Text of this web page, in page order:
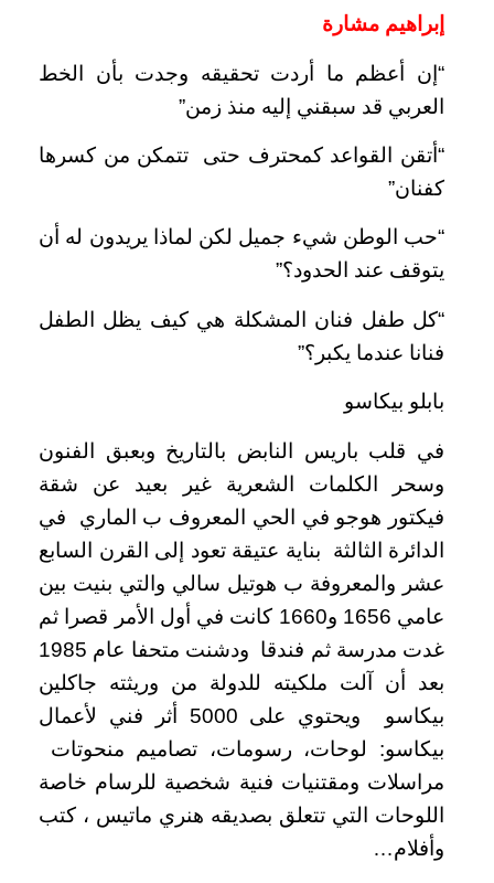
إبراهيم مشارة
“إن أعظم ما أردت تحقيقه وجدت بأن الخط
العربي قد سبقني إليه منذ زمن”
“أتقن القواعد كمحترف حتى تتمكن من كسرها
كفنان”
“حب الوطن شيء جميل لكن لماذا يريدون له أن
يتوقف عند الحدود؟”
“كل طفل فنان المشكلة هي كيف يظل الطفل
فنانا عندما يكبر؟”
بابلو بيكاسو
في قلب باريس النابض بالتاريخ وبعبق الفنون
وسحر الكلمات الشعرية غير بعيد عن شقة
فيكتور هوجو في الحي المعروف ب الماري في
الدائرة الثالثة بناية عتيقة تعود إلى القرن السابع
عشر والمعروفة ب هوتيل سالي والتي بنيت بين
عامي 1656 و1660 كانت في أول الأمر قصرا ثم
غدت مدرسة ثم فندقا ودشنت متحفا عام 1985
بعد أن آلت ملكيته للدولة من وريثته جاكلين
بيكاسو ويحتوي على 5000 أثر فني لأعمال
بيكاسو: لوحات، رسومات، تصاميم منحوتات
مراسلات ومقتنيات فنية شخصية للرسام خاصة
اللوحات التي تتعلق بصديقه هنري ماتيس ، كتب
وأفلام…